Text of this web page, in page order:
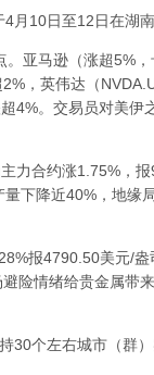
10日至12日在湖
马逊（涨超5%，
，英伟达（
4%。交易员对美伊
合约涨1.75%，报
下降近40%，地缘
报4790.50美元/盎
险情绪给贵金属带
个左右城市（群）